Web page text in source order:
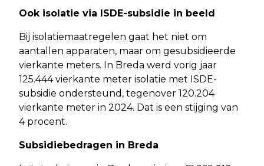
Ook isolatie via ISDE-subsidie in beeld
Bij isolatiemaatregelen gaat het niet om
aantallen apparaten, maar om gesubsidieerde
vierkante meters. In Breda werd vorig jaar
125.444 vierkante meter isolatie met ISDE-
subsidie ondersteund, tegenover 120.204
vierkante meter in 2024. Dat is een stijging van
4 procent.
Subsidiebedragen in Breda